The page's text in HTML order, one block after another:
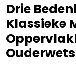
Drie
Klassieke